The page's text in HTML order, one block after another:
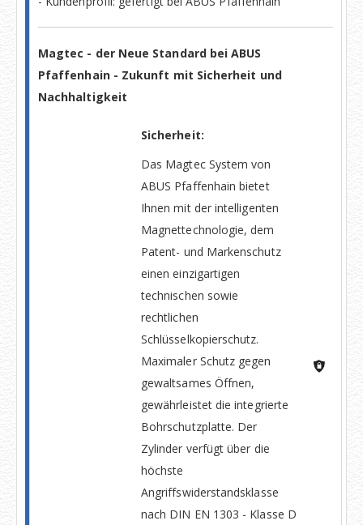
Magtec - der Neue Standard bei ABUS
Pfaffenhain - Zukunft mit Sicherheit und
Nachhaltigkeit
Sicherheit:
Das Magtec System von
ABUS Pfaffenhain bietet
Ihnen mit der intelligenten
Magnettechnologie, dem
Patent- und Markenschutz
einen einzigartigen
technischen sowie
rechtlichen
Schlüsselkopierschutz.
Maximaler Schutz gegen
gewaltsames Öffnen,
gewährleistet die integrierte
Bohrschutzplatte. Der
Zylinder verfügt über die
höchste
Angriffswiderstandsklasse
nach DIN EN 1303 - Klasse D